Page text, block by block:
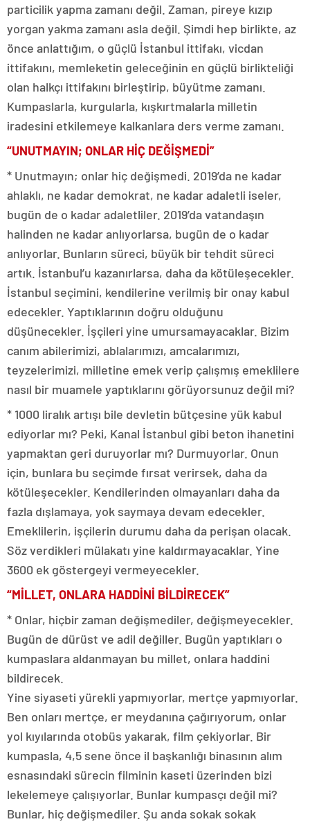
particilik yapma zamanı değil. Zaman, pireye kızıp
yorgan yakma zamanı asla değil. Şimdi hep birlikte, az
önce anlattığım, o güçlü İstanbul ittifakı, vicdan
ittifakını, memleketin geleceğinin en güçlü birlikteliği
olan halkçı ittifakını birleştirip, büyütme zamanı.
Kumpaslarla, kurgularla, kışkırtmalarla milletin
iradesini etkilemeye kalkanlara ders verme zamanı.
“UNUTMAYIN; ONLAR HİÇ DEĞİŞMEDİ”
* Unutmayın; onlar hiç değişmedi. 2019’da ne kadar
ahlaklı, ne kadar demokrat, ne kadar adaletli iseler,
bugün de o kadar adaletliler. 2019’da vatandaşın
halinden ne kadar anlıyorlarsa, bugün de o kadar
anlıyorlar. Bunların süreci, büyük bir tehdit süreci
artık. İstanbul’u kazanırlarsa, daha da kötüleşecekler.
İstanbul seçimini, kendilerine verilmiş bir onay kabul
edecekler. Yaptıklarının doğru olduğunu
düşünecekler. İşçileri yine umursamayacaklar. Bizim
canım abilerimizi, ablalarımızı, amcalarımızı,
teyzelerimizi, milletine emek verip çalışmış emeklilere
nasıl bir muamele yaptıklarını görüyorsunuz değil mi?
* 1000 liralık artışı bile devletin bütçesine yük kabul
ediyorlar mı? Peki, Kanal İstanbul gibi beton ihanetini
yapmaktan geri duruyorlar mı? Durmuyorlar. Onun
için, bunlara bu seçimde fırsat verirsek, daha da
kötüleşecekler. Kendilerinden olmayanları daha da
fazla dışlamaya, yok saymaya devam edecekler.
Emeklilerin, işçilerin durumu daha da perişan olacak.
Söz verdikleri mülakatı yine kaldırmayacaklar. Yine
3600 ek göstergeyi vermeyecekler.
“MİLLET, ONLARA HADDİNİ BİLDİRECEK”
* Onlar, hiçbir zaman değişmediler, değişmeyecekler.
Bugün de dürüst ve adil değiller. Bugün yaptıkları o
kumpaslara aldanmayan bu millet, onlara haddini
bildirecek.
Yine siyaseti yürekli yapmıyorlar, mertçe yapmıyorlar.
Ben onları mertçe, er meydanına çağırıyorum, onlar
yol kıyılarında otobüs yakarak, film çekiyorlar. Bir
kumpasla, 4,5 sene önce il başkanlığı binasının alım
esnasındaki sürecin filminin kaseti üzerinden bizi
lekelemeye çalışıyorlar. Bunlar kumpasçı değil mi?
Bunlar, hiç değişmediler. Şu anda sokak sokak